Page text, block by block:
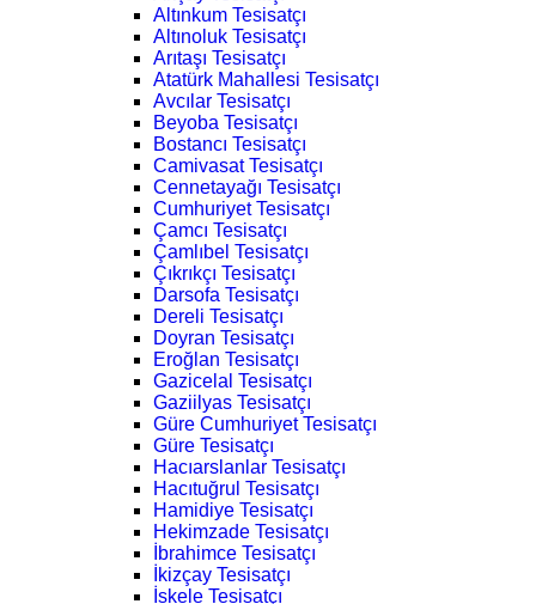
Altınkum Tesisatçı
Altınoluk Tesisatçı
Arıtaşı Tesisatçı
Atatürk Mahallesi Tesisatçı
Avcılar Tesisatçı
Beyoba Tesisatçı
Bostancı Tesisatçı
Camivasat Tesisatçı
Cennetayağı Tesisatçı
Cumhuriyet Tesisatçı
Çamcı Tesisatçı
Çamlıbel Tesisatçı
Çıkrıkçı Tesisatçı
Darsofa Tesisatçı
Dereli Tesisatçı
Doyran Tesisatçı
Eroğlan Tesisatçı
Gazicelal Tesisatçı
Gaziilyas Tesisatçı
Güre Cumhuriyet Tesisatçı
Güre Tesisatçı
Hacıarslanlar Tesisatçı
Hacıtuğrul Tesisatçı
Hamidiye Tesisatçı
Hekimzade Tesisatçı
İbrahimce Tesisatçı
İkizçay Tesisatçı
İskele Tesisatçı